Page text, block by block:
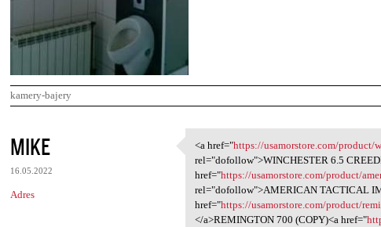
kamery-bajery
K
o
m
e
MIKE
16.05.2022
Adres
<a href="https://usamorstore
<a href="https://usamorstore.com/product/
rel="dofollow">WINCHESTER 6.5
href="https://usamorstore.com/product/
rel="dofollow">AMERICAN TACTICAL
href="https://usamorstore.com/product/
</a>REMINGTON 700 (COPY)<a href="